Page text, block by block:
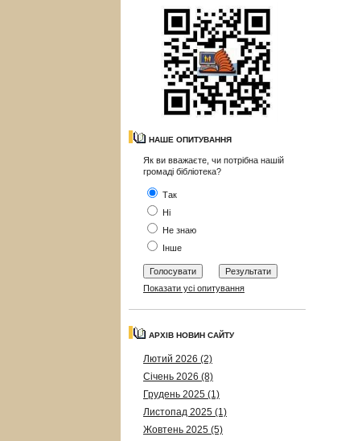
НАШЕ ОПИТУВАННЯ
Як ви вважаєте, чи потрібна нашій
громаді бібліотека?
Так
Ні
Не знаю
Інше
Показати усі опитування
АРХІВ НОВИН САЙТУ
Лютий 2026 (2)
Січень 2026 (8)
Грудень 2025 (1)
Листопад 2025 (1)
Жовтень 2025 (5)